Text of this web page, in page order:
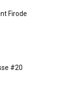
Firode
#20